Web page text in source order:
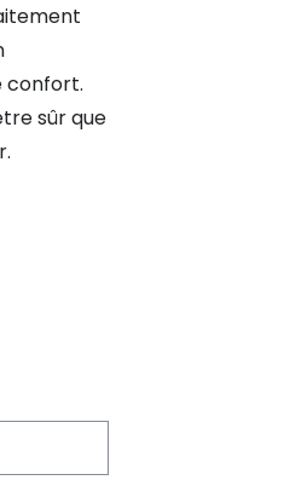
confort.
sûr que